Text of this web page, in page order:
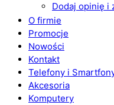
Dodaj opinię i
O firmie
Promocje
Nowości
Kontakt
Telefony i
Akcesoria
Komputery